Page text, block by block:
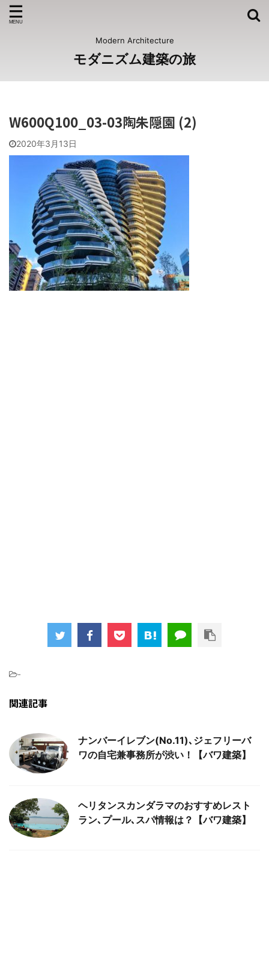
Modern Architecture
モダニズム建築の旅
W600Q100_03-03陶朱隠園 (2)
2020年3月13日
-
関連記事
ナンバーイレブン(No.11)､ジェフリーバ
ワの自宅兼事務所が渋い！【バワ建築】
ヘリタンスカンダラマのおすすめレスト
ラン､プール､スパ情報は？【バワ建築】